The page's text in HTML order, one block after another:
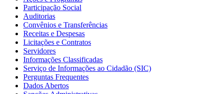
Participação Social
Auditorias
Convênios e Transferências
Receitas e Despesas
Licitações e Contratos
Servidores
Informações Classificadas
Serviço de Informações ao Cidadão (SIC)
Perguntas Frequentes
Dados Abertos